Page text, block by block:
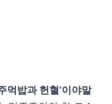
먹밥과 헌혈’이야말